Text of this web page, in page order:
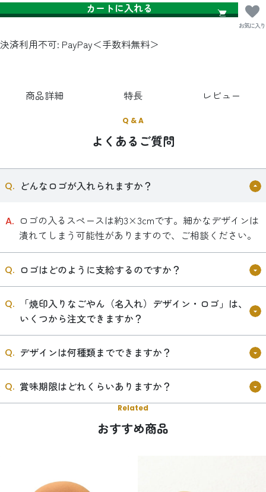
カートに入れる
お気に入り
決済利用不可: PayPay＜手数料無料＞
商品詳細 特長 レビュー
Q & A
よくあるご質問
どんなロゴが入れられますか？
ロゴの入るスペースは約3×3cmです。細かなデザインは
潰れてしまう可能性がありますので、ご相談ください。
ロゴはどのように支給するのですか？
「焼印入りなごやん（名入れ）デザイン・ロゴ」は、
いくつから注文できますか？
デザインは何種類までできますか？
賞味期限はどれくらいありますか？
Related
おすすめ商品